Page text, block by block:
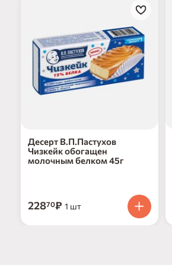
Десерт В.П.Пастухов
Чизкейк обогащен
молочным белком 45г
22870₽ 1 шт